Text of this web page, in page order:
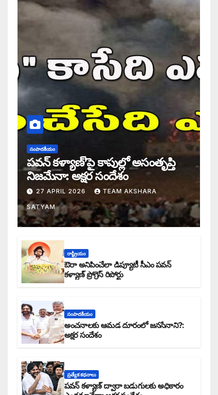
సంపాదకీయం
పవన్ కళ్యాణ్’పై కాపుల్లో అసంతృప్తి
నిజమేనా: అక్షర సందేశం
27 APRIL 2026 TEAM AKSHARA
SATYAM
రాష్ట్రీయం
ఔరా అనిపించేలా డిప్యూటీ సీఎం పవన్
కళ్యాణ్ ప్రోగ్రెస్ రిపోర్టు
సంపాదకీయం
అంచనాలకు ఆమడ దూరంలో జనసేనాని?:
అక్షర సందేశం
ప్రత్యేక కధనాలు
పవన్ కళ్యాణ్ ద్వారా బడుగులకు అధికారం